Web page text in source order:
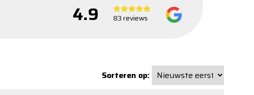
4.9 83 reviews
Sorteren op: